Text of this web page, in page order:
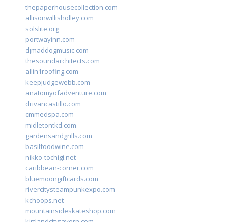
thepaperhousecollection.com
allisonwillisholley.com
solslite.org
portwayinn.com
djmaddogmusic.com
thesoundarchitects.com
allin1roofing.com
keepjudgewebb.com
anatomyofadventure.com
drivancastillo.com
cmmedspa.com
midletontkd.com
gardensandgrills.com
basilfoodwine.com
nikko-tochigi.net
caribbean-corner.com
bluemoongiftcards.com
rivercitysteampunkexpo.com
kchoops.net
mountainsideskateshop.com